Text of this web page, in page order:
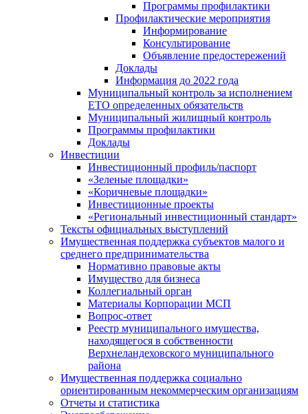
Программы профилактики
Профилактические мероприятия
Информирование
Консультирование
Объявление предостережений
Доклады
Информация до 2022 года
Муниципальный контроль за исполнением
ЕТО определенных обязательств
Муниципальный жилищный контроль
Программы профилактики
Доклады
Инвестиции
Инвестиционный профиль/паспорт
«Зеленые площадки»
«Коричневые площадки»
Инвестиционные проекты
«Региональный инвестиционный стандарт»
Тексты официальных выступлений
Имущественная поддержка субъектов малого и
среднего предпринимательства
Нормативно правовые акты
Имущество для бизнеса
Коллегиальный орган
Материалы Корпорации МСП
Вопрос-ответ
Реестр муниципального имущества,
находящегося в собственности
Верхнеландеховского муниципального
района
Имущественная поддержка социально
ориентированным некоммерческим организациям
Отчеты и статистика